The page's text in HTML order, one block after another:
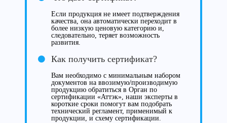
Если продукция не имеет подтверждения
качества, она автоматически переходит в
более низкую ценовую категорию и,
следовательно, теряет возможность
развития.
Как получить сертификат?
Вам необходимо с минимальным набором
документов на ввозимую/производимую
продукцию обратиться в Орган по
сертификации «Аттэк», наши эксперты в
короткие сроки помогут вам подобрать
технический регламент, применимый к
продукции, и схему сертификации.